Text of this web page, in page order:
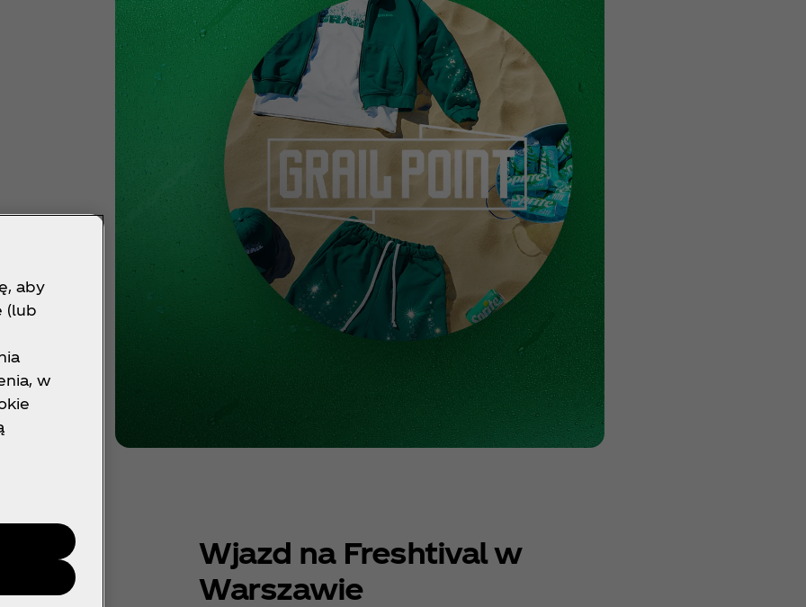
Wjazd na Freshtival w
Warszawie
aby
(lub
w